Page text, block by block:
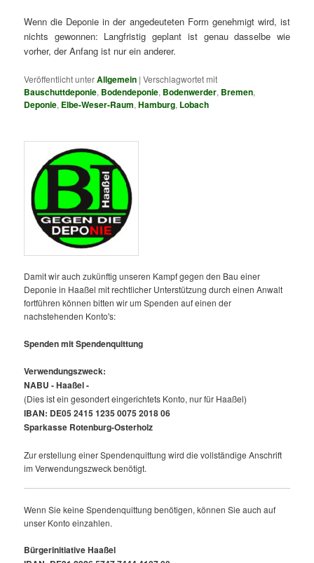
Wenn die Deponie in der angedeuteten Form genehmigt wird, ist
nichts gewonnen: Langfristig geplant ist genau dasselbe wie
vorher, der Anfang ist nur ein anderer.
Veröffentlicht unterAllgemein |Verschlagwortet mit
Bauschuttdeponie, Bodendeponie, Bodenwerder, Bremen,
Deponie, Elbe-Weser-Raum,Hamburg, Lobach
Damit wir auch zukünftig unseren Kampf gegen den Bau einer
Deponie in Haaßel mit rechtlicher Unterstützung durch einen Anwalt
fortführen können bitten wir um Spenden auf einen der
nachstehenden Konto's:
Spenden mit Spendenquittung
Verwendungszweck:
NABU - Haaßel -
(Dies ist ein gesondert eingerichtets Konto, nur für Haaßel)
IBAN: DE05 2415 1235 0075 2018 06
Sparkasse Rotenburg-Osterholz
Zur erstellung einer Spendenquittung wird die vollständige Anschrift
im Verwendungszweck benötigt.
Wenn Sie keine Spendenquittung benötigen, können Sie auch auf
unser Konto einzahlen.
Bürgerinitiative Haaßel